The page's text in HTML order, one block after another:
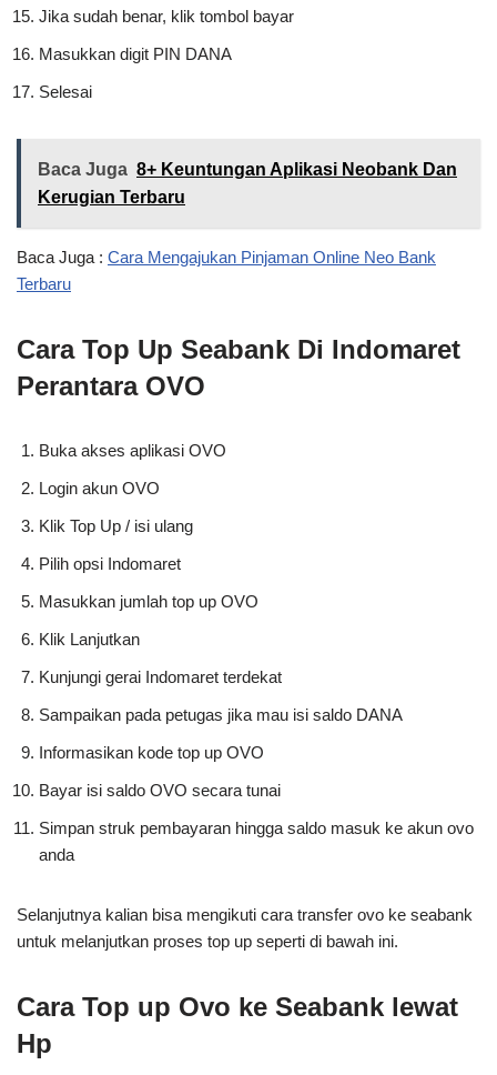
Jika sudah benar, klik tombol bayar
Masukkan digit PIN DANA
Selesai
Baca Juga 8+ Keuntungan Aplikasi Neobank Dan
Kerugian Terbaru
Baca Juga : Cara Mengajukan Pinjaman Online Neo Bank
Terbaru
Cara Top Up Seabank Di Indomaret
Perantara OVO
Buka akses aplikasi OVO
Login akun OVO
Klik Top Up / isi ulang
Pilih opsi Indomaret
Masukkan jumlah top up OVO
Klik Lanjutkan
Kunjungi gerai Indomaret terdekat
Sampaikan pada petugas jika mau isi saldo DANA
Informasikan kode top up OVO
Bayar isi saldo OVO secara tunai
Simpan struk pembayaran hingga saldo masuk ke akun ovo
anda
Selanjutnya kalian bisa mengikuti cara transfer ovo ke seabank
untuk melanjutkan proses top up seperti di bawah ini.
Cara Top up Ovo ke Seabank lewat
Hp